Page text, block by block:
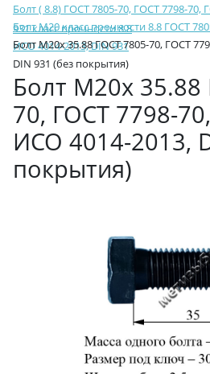
Болт ( 8.8) ГОСТ 7805-70, ГОСТ 7798-70,
931 класс прочности 8.8
Болт М20 класс прочности 8.8 ГОСТ
ИСО 4014-2013, DIN 931
Болт М20х 35.88 ГОСТ 7805-70, ГОСТ
DIN 931 (без покрытия)
Болт М20х 35.88
70, ГОСТ 7798-
ИСО 4014-2013,
покрытия)